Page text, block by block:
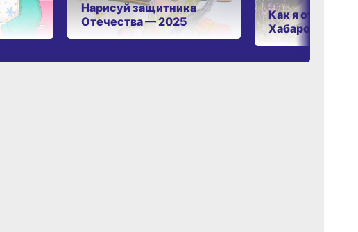
Нарисуй защитника
Отечества — 2025
Как я отдыхаю в
Хабаровском